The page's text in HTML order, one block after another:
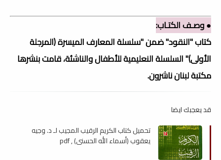
● وصـف الكتـاب:
كتاب "النقود" ضمن "سلسلة المعارف الميسرة (المرجلة
الأولى)" السلسلة النعليمية للأطفال والناشئة، قامت بنشرها
مكتبة لبنان ناشرون.
قد يعجبك ايضا
تحميل كتاب الكريم الرقيب المجيب لـ د. وجيه
يعقوب (أسماء الله الحسنى) , pdf